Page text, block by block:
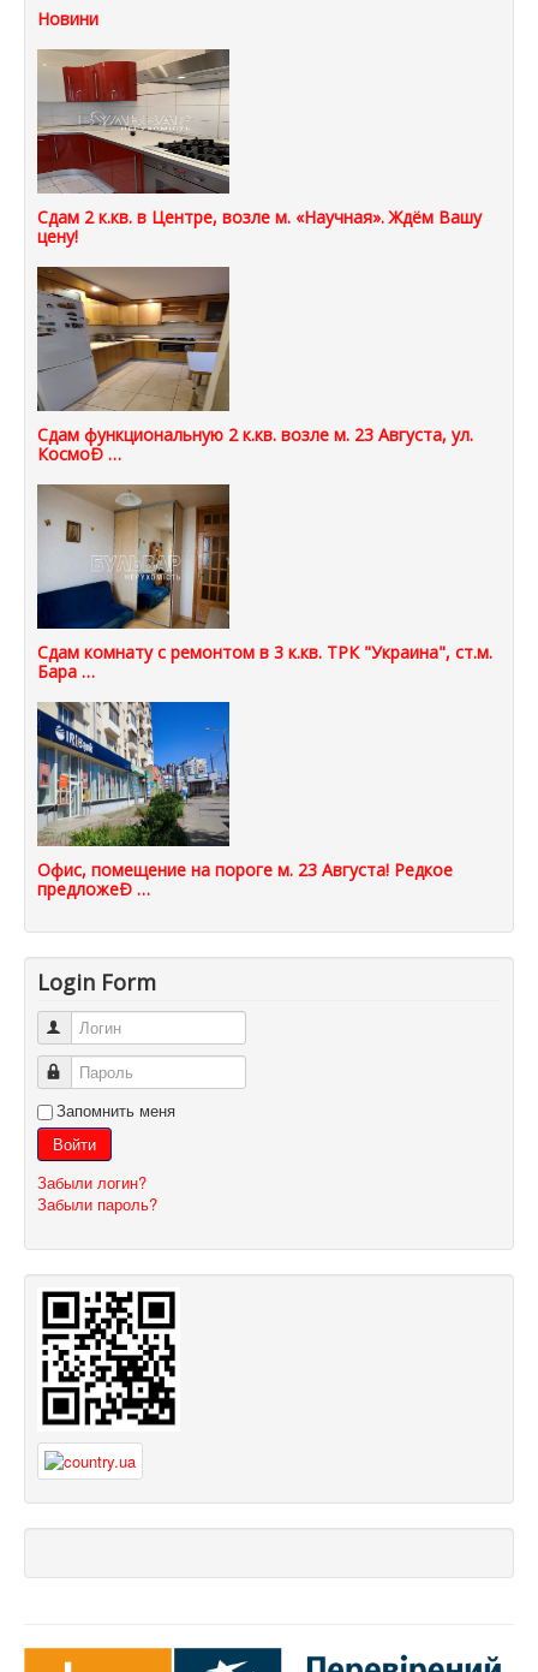
Новини
Сдам 2 к.кв. в Центре, возле м. «Научная». Ждём Вашу
цену!
Сдам функциональную 2 к.кв. возле м. 23 Августа, ул.
КосмоÐ …
Сдам комнату с ремонтом в 3 к.кв. ТРК "Украина", ст.м.
Бара …
Офис, помещение на пороге м. 23 Августа! Редкое
предложеÐ …
Login Form
Логин
Пароль
Запомнить меня
Войти
Забыли логин?
Забыли пароль?